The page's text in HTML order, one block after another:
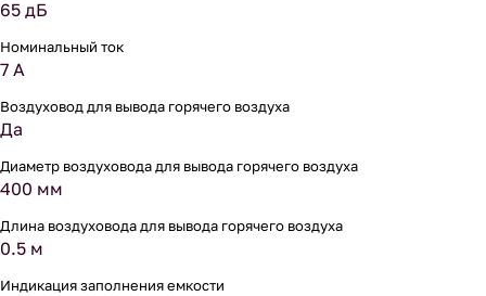
65 дБ
Номинальный ток
7 А
Воздуховод для вывода горячего воздуха
Да
Диаметр воздуховода для вывода горячего воздуха
400 мм
Длина воздуховода для вывода горячего воздуха
0.5 м
Индикация заполнения емкости